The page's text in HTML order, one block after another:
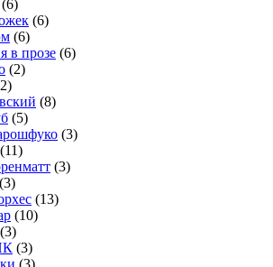
(6)
(6)
(6)
в прозе (6)
(2)
(8)
(5)
(3)
(11)
(3)
(3)
(13)
(10)
(3)
(3)
(3)